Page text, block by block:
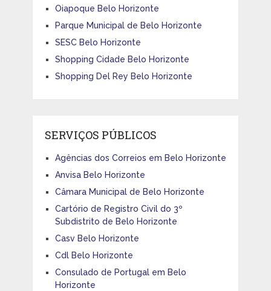
Oiapoque Belo Horizonte
Parque Municipal de Belo Horizonte
SESC Belo Horizonte
Shopping Cidade Belo Horizonte
Shopping Del Rey Belo Horizonte
SERVIÇOS PÚBLICOS
Agências dos Correios em Belo Horizonte
Anvisa Belo Horizonte
Câmara Municipal de Belo Horizonte
Cartório de Registro Civil do 3º
Subdistrito de Belo Horizonte
Casv Belo Horizonte
Cdl Belo Horizonte
Consulado de Portugal em Belo
Horizonte